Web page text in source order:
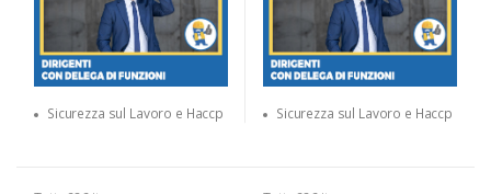
Sicurezza sul Lavoro e Haccp Sicurezza sul Lavoro e Haccp